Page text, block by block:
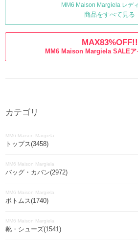
MM6 Maison Margiela レデ
商品をすべて見る
MAX83%OFF!!
MM6 Maison Margiela SALEア
カテゴリ
MM6 Maison Margiela
トップス(3458)
MM6 Maison Margiela
バッグ・カバン(2972)
MM6 Maison Margiela
ボトムス(1740)
MM6 Maison Margiela
靴・シューズ(1541)